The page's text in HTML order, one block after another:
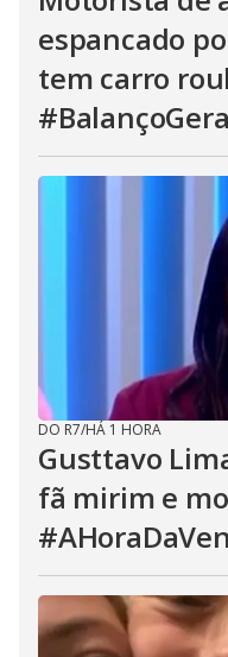
espancado
tem carro
DO R7/HÁ 1 HORA
Gusttavo
fã mirim e